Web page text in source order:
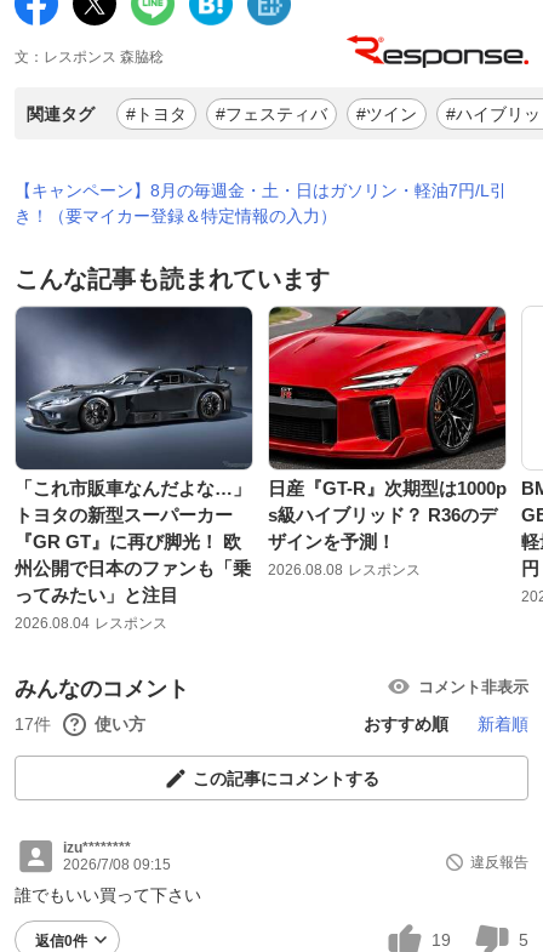
文：レスポンス 森脇稔
関連タグ #トヨタ #フェスティバ #ツイン #ハイブリ
【キャンペーン】8月の毎週金・土・日はガソリン・軽油7円/L引
き！（要マイカー登録＆特定情報の入力）
こんな記事も読まれています
「これ市販車なんだよな…」
トヨタの新型スーパーカー
『GR GT』に再び脚光！ 欧
州公開で日本のファンも「乗
ってみたい」と注目
2026.08.04 レスポンス
日産『GT-R』次期型は1000p
s級ハイブリッド？ R36のデ
ザインを予測！
2026.08.08 レスポンス
円
みんなのコメント コメント非表示
17件 使い方 おすすめ順 新着順
この記事にコメントする
izu********
2026/7/08 09:15
違反報告
誰でもいい買って下さい
返信0件 19 5